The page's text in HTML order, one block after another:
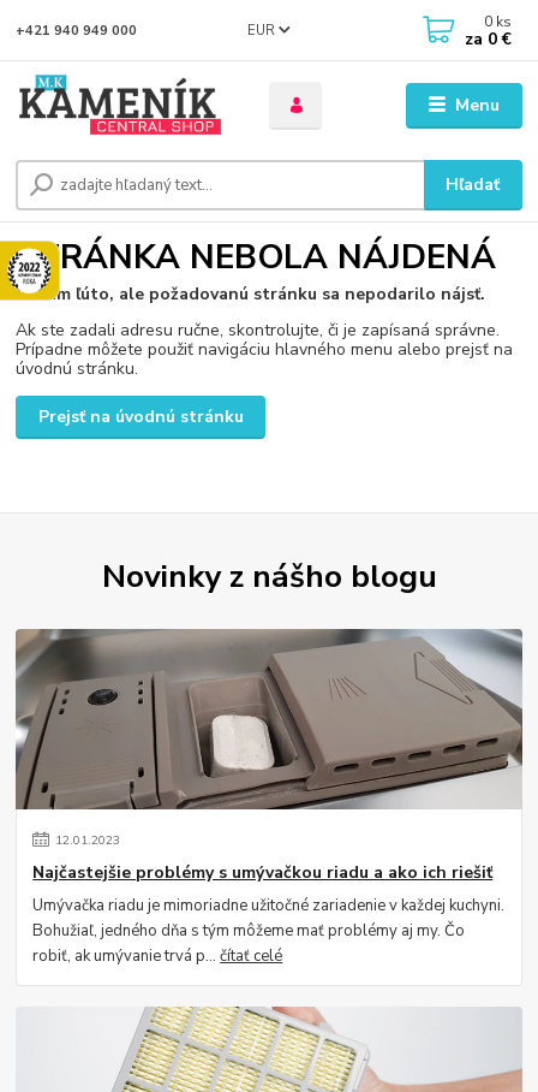
Menu
EUR
Hľadať
+421 940 949 000 0 ks
za 0 €
STRÁNKA NEBOLA NÁJDENÁ
Je nám ľúto, ale požadovanú stránku sa nepodarilo nájsť.
Ak ste zadali adresu ručne, skontrolujte, či je zapísaná správne.
Prípadne môžete použiť navigáciu hlavného menu alebo prejsť na
úvodnú stránku.
Prejsť na úvodnú stránku
Novinky z nášho blogu
12.01.2023
Najčastejšie problémy s umývačkou riadu a ako ich riešiť
Umývačka riadu je mimoriadne užitočné zariadenie v každej kuchyni.
Bohužiaľ, jedného dňa s tým môžeme mať problémy aj my. Čo
robiť, ak umývanie trvá p...čítať celé